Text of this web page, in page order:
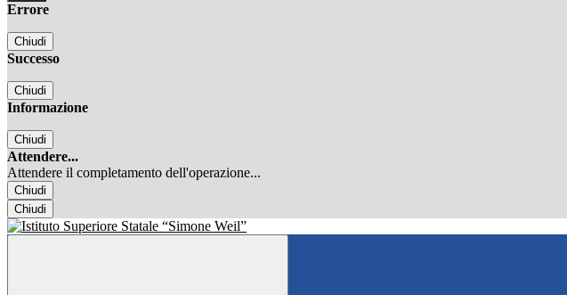
Errore
Chiudi
Successo
Chiudi
Informazione
Chiudi
Attendere...
Attendere il completamento dell'operazione...
Chiudi
Chiudi